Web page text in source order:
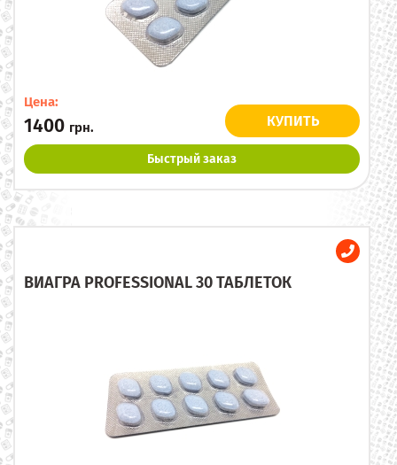
Цена:
1400 грн. КУПИТЬ
Быстрый заказ
ВИАГРА PROFESSIONAL 30 ТАБЛЕТОК